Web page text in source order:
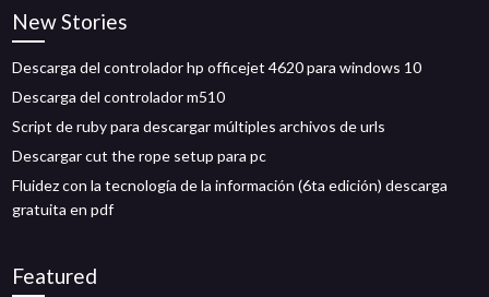
New Stories
Descarga del controlador hp officejet 4620 para windows 10
Descarga del controlador m510
Script de ruby ​​para descargar múltiples archivos de urls
Descargar cut the rope setup para pc
Fluidez con la tecnología de la información (6ta edición) descarga
gratuita en pdf
Featured